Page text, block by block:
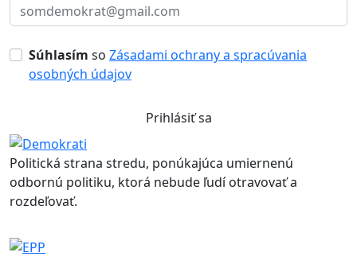
Súhlasím so Zásadami ochrany a spracúvania
osobných údajov
Prihlásiť sa
Politická strana stredu, ponúkajúca umiernenú
odbornú politiku, ktorá nebude ľudí otravovať a
rozdeľovať.